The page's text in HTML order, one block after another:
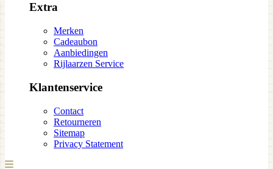
Extra
Merken
Cadeaubon
Aanbiedingen
Rijlaarzen Service
Klantenservice
Contact
Retourneren
Sitemap
Privacy Statement